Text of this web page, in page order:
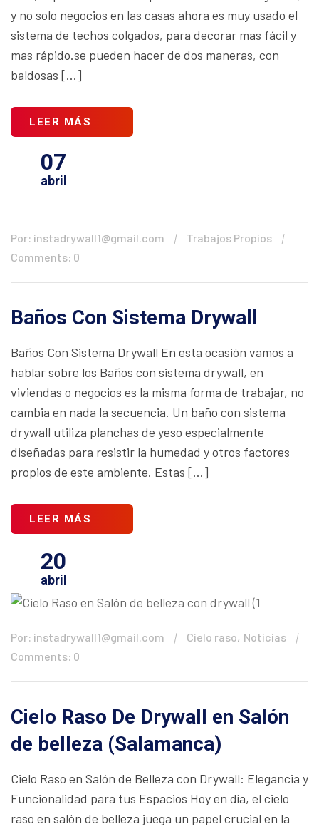
y no solo negocios en las casas ahora es muy usado el
sistema de techos colgados, para decorar mas fácil y
mas rápido.se pueden hacer de dos maneras, con
baldosas […]
LEER MÁS
07
abril
Por: instadrywall1@gmail.com
Trabajos Propios
Comments: 0
Baños Con Sistema Drywall
Baños Con Sistema Drywall En esta ocasión vamos a
hablar sobre los Baños con sistema drywall, en
viviendas o negocios es la misma forma de trabajar, no
cambia en nada la secuencia. Un baño con sistema
drywall utiliza planchas de yeso especialmente
diseñadas para resistir la humedad y otros factores
propios de este ambiente. Estas […]
LEER MÁS
20
abril
Por: instadrywall1@gmail.com Cielo raso, Noticias
Comments: 0
Cielo Raso De Drywall en Salón
de belleza (Salamanca)
Cielo Raso en Salón de Belleza con Drywall: Elegancia y
Funcionalidad para tus Espacios Hoy en día, el cielo
raso en salón de belleza juega un papel crucial en la